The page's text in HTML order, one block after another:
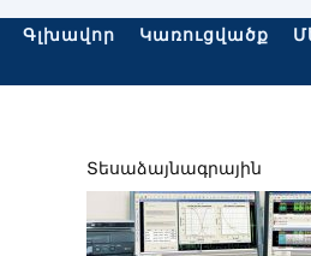
Գլխավոր Կառուցվածք
Տեսաձայնագրային